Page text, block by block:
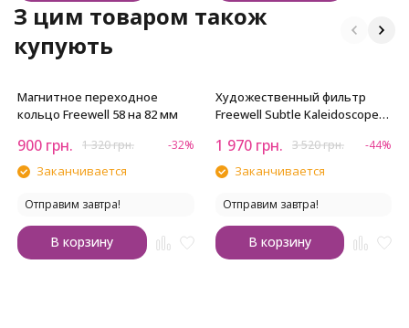
З цим товаром також
купують
Магнитное переходное
кольцо Freewell 58 на 82 мм
900 грн. 1 320грн. -32%
Заканчивается
Отправим завтра!
В корзину
Художественный фильтр
Freewell Subtle Kaleidoscope
1 970 грн. 3 520грн. -44%
Заканчивается
Отправим завтра!
В корзину